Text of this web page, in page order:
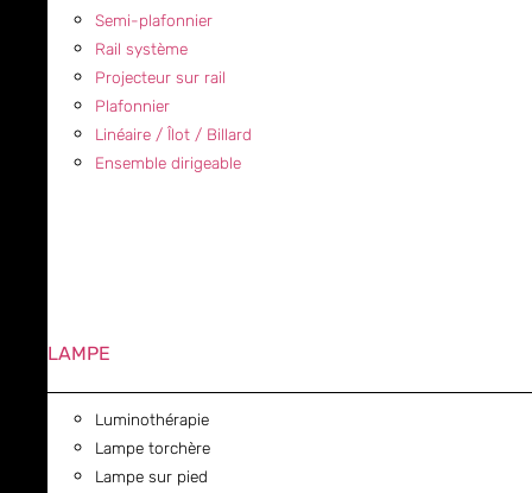
Semi-plafonnier
Rail système
Projecteur sur rail
Plafonnier
Linéaire / Îlot / Billard
Ensemble dirigeable
LAMPE
Luminothérapie
Lampe torchère
Lampe sur pied